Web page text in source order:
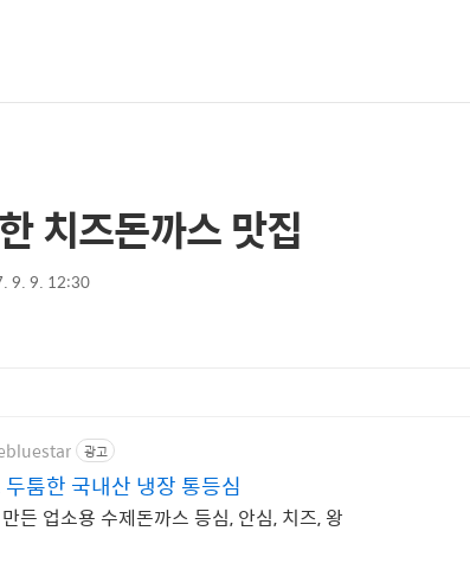
치즈돈까스 맛집
9. 9. 12:30
광고
툼한 국내산 냉장 통등심
든 업소용 수제돈까스 등심, 안심, 치즈, 왕